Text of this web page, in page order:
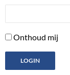
Onthoud mij
LOGIN